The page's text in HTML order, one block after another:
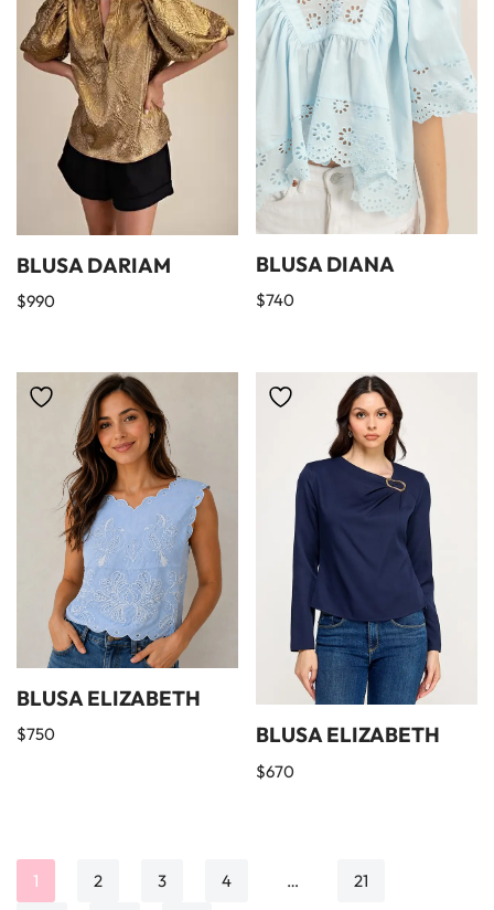
BLUSA DARIAM
$990
BLUSA DIANA
$740
BLUSA ELIZABETH
$750 BLUSA ELIZABETH
$670
1 2 3 4 … 21